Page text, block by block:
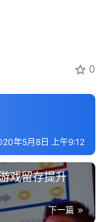
0
年5月8日 上午9:12
戏留存提升
下一篇